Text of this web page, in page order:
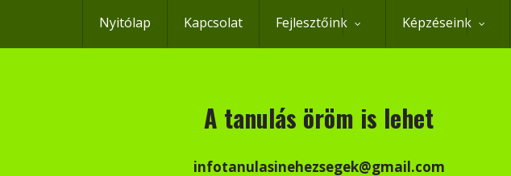
Nyitólap Kapcsolat Fejlesztőink Képzéseink
A tanulás öröm is lehet
infotanulasinehezsegek@gmail.com